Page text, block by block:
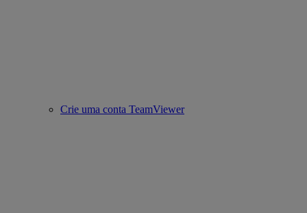
Crie uma conta TeamViewer